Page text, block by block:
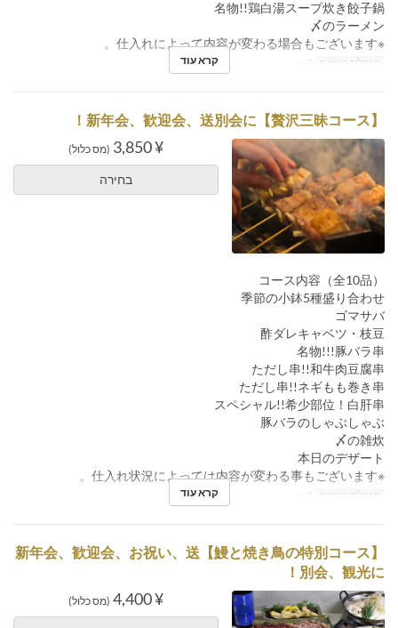
名物!!鶏白湯スープ炊き餃子鍋
〆のラーメン
※仕入れによって内容が変わる場合もございます。
מגבלת הזמנה קרא עוד
【贅沢三昧コース】新年会、歓迎会、送別会に！
¥ 3,850 (מס כלול)
בחירה
コース内容（全10品）
季節の小鉢5種盛り合わせ
ゴマサバ
酢ダレキャベツ・枝豆
名物!!!豚バラ串
ただし串!!和牛肉豆腐串
ただし串!!ネギもも巻き串
スペシャル!!希少部位！白肝串
豚バラのしゃぶしゃぶ
〆の雑炊
本日のデザート
※仕入れ状況によっては内容が変わる事もございます。
מגבלת הזמנה קרא עוד
【鰻と焼き鳥の特別コース】新年会、歓迎会、お祝い、送
別会、観光に！
¥ 4,400 (מס כלול)